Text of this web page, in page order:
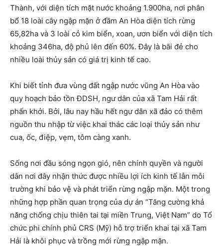
Thành, với diện tích mặt nước khoảng 1.900ha, nơi phân
bổ 18 loài cây ngập mặn ở đầm An Hòa diện tích rừng
65,82ha và 3 loài cỏ kim biển, xoan, ươn biển với diện tích
khoảng 346ha, độ phủ lên đến 60%. Đây là bãi đẻ cho
nhiều loài thủy sản có giá trị kinh tế cao.
Khi biết tỉnh đưa vùng đất ngập nước vũng An Hòa vào
quy hoạch bảo tồn ĐDSH, ngư dân của xã Tam Hải rất
phấn khởi. Bởi, lâu nay hầu hết ngư dân xã đảo có thêm
nguồn thu nhập từ việc khai thác các loại thủy sản như
cua, ốc, điệp, vẹm, tôm càng xanh.
Sống nơi đầu sóng ngọn gió, nên chính quyền và người
dân nơi đây nhận thức được nhiều lợi ích kinh tế lẫn môi
trường khi bảo vệ và phát triển rừng ngập mặn. Một trong
những hợp phần quan trọng của dự án “Tăng cường khả
năng chống chịu thiên tai tại miền Trung, Việt Nam” do Tổ
chức phi chính phủ CRS (Mỹ) hỗ trợ triển khai tại xã Tam
Hải là khôi phục và trồng mới rừng ngập mặn.